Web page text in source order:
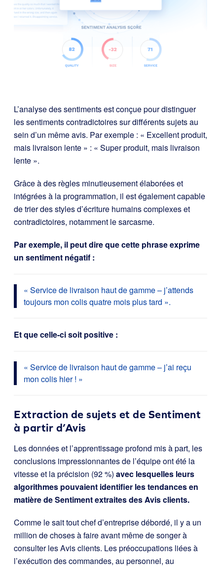
L’analyse des sentiments est conçue pour distinguer
les sentiments contradictoires sur différents sujets au
sein d’un même avis. Par exemple : « Excellent produit,
mais livraison lente » : « Super produit, mais livraison
lente ».
Grâce à des règles minutieusement élaborées et
intégrées à la programmation, il est également capable
de trier des styles d’écriture humains complexes et
contradictoires, notamment le sarcasme.
Par exemple, il peut dire que cette phrase exprime
un sentiment négatif :
« Service de livraison haut de gamme – j’attends
toujours mon colis quatre mois plus tard ».
Et que celle-ci soit positive :
« Service de livraison haut de gamme – j’ai reçu
mon colis hier ! »
Extraction de sujets et de Sentiment
à partir d’Avis
Les données et l’apprentissage profond mis à part, les
conclusions impressionnantes de l’équipe ont été la
vitesse et la précision (92 %) avec lesquelles leurs
algorithmes pouvaient identifier les tendances en
matière de Sentiment extraites des Avis clients.
Comme le sait tout chef d’entreprise débordé, il y a un
million de choses à faire avant même de songer à
consulter les Avis clients. Les préoccupations liées à
l’exécution des commandes, au personnel, au